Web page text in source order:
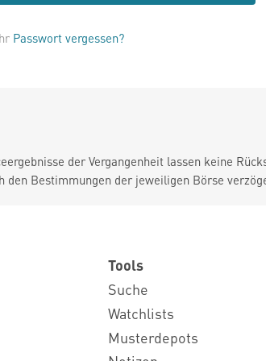
Passwort vergessen?
der Vergangenheit lassen keine
Bestimmungen der jeweiligen Börse
Tools
Suche
Watchlists
Musterdepots